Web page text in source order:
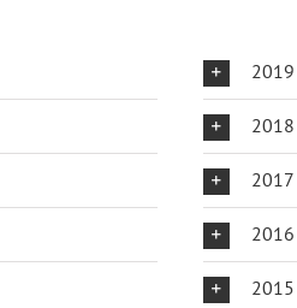
2019
2018
2017
2016
2015